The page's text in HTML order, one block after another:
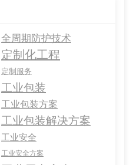
全周期防护技术
定制化工程
定制服务
工业包装
工业包装方案
工业包装解决方案
工业安全
工业安全方案